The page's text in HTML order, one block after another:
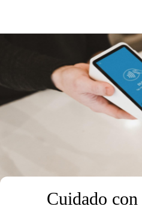
Cuidado